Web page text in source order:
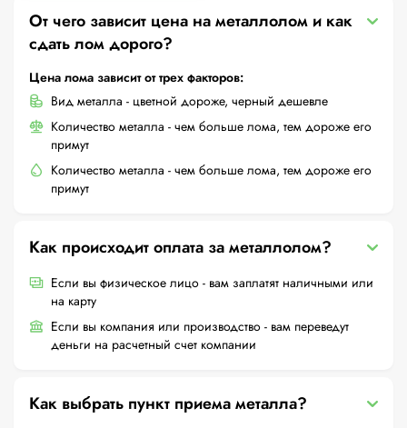
От чего зависит цена на металлолом и как
сдать лом дорого?
Цена лома зависит от трех факторов:
Вид металла - цветной дороже, черный дешевле
Количество металла - чем больше лома, тем дороже его
примут
Количество металла - чем больше лома, тем дороже его
примут
Как происходит оплата за металлолом?
Если вы физическое лицо - вам заплатят наличными или
на карту
Если вы компания или производство - вам переведут
деньги на расчетный счет компании
Как выбрать пункт приема металла?